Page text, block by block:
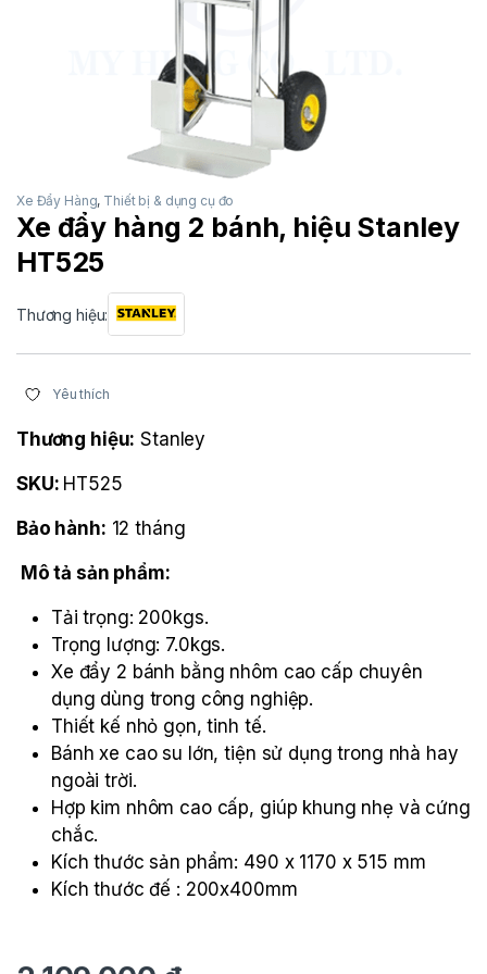
Xe Đẩy Hàng, Thiết bị & dụng cụ đo
Xe đẩy hàng 2 bánh, hiệu Stanley
HT525
Thương hiệu:
Yêu thích
Thương hiệu: Stanley
SKU: HT525
Bảo hành: 12 tháng
Mô tả sản phẩm:
Tải trọng: 200kgs.
Trọng lượng: 7.0kgs.
Xe đẩy 2 bánh bằng nhôm cao cấp chuyên
dụng dùng trong công nghiệp.
Thiết kế nhỏ gọn, tinh tế.
Bánh xe cao su lớn, tiện sử dụng trong nhà hay
ngoài trời.
Hợp kim nhôm cao cấp, giúp khung nhẹ và cứng
chắc.
Kích thước sản phẩm: 490 x 1170 x 515 mm
Kích thước đế : 200x400mm